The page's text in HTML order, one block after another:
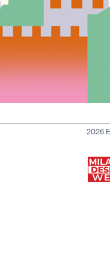
2026